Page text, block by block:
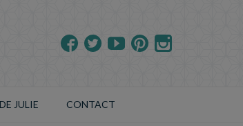
JULIE CONTACT